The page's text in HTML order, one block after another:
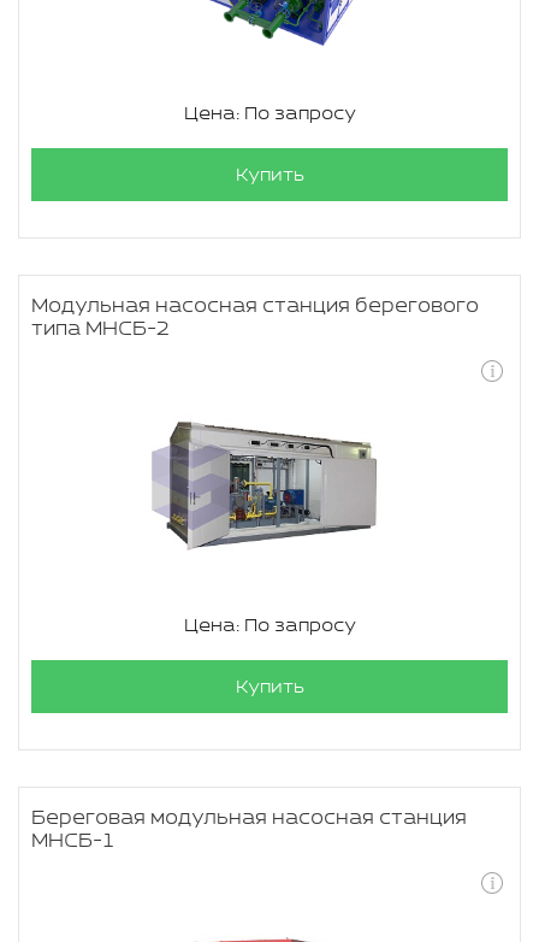
Цена: По запросу
Купить
Модульная насосная станция берегового
типа МНСБ-2
Цена: По запросу
Купить
Береговая модульная насосная станция
МНСБ-1